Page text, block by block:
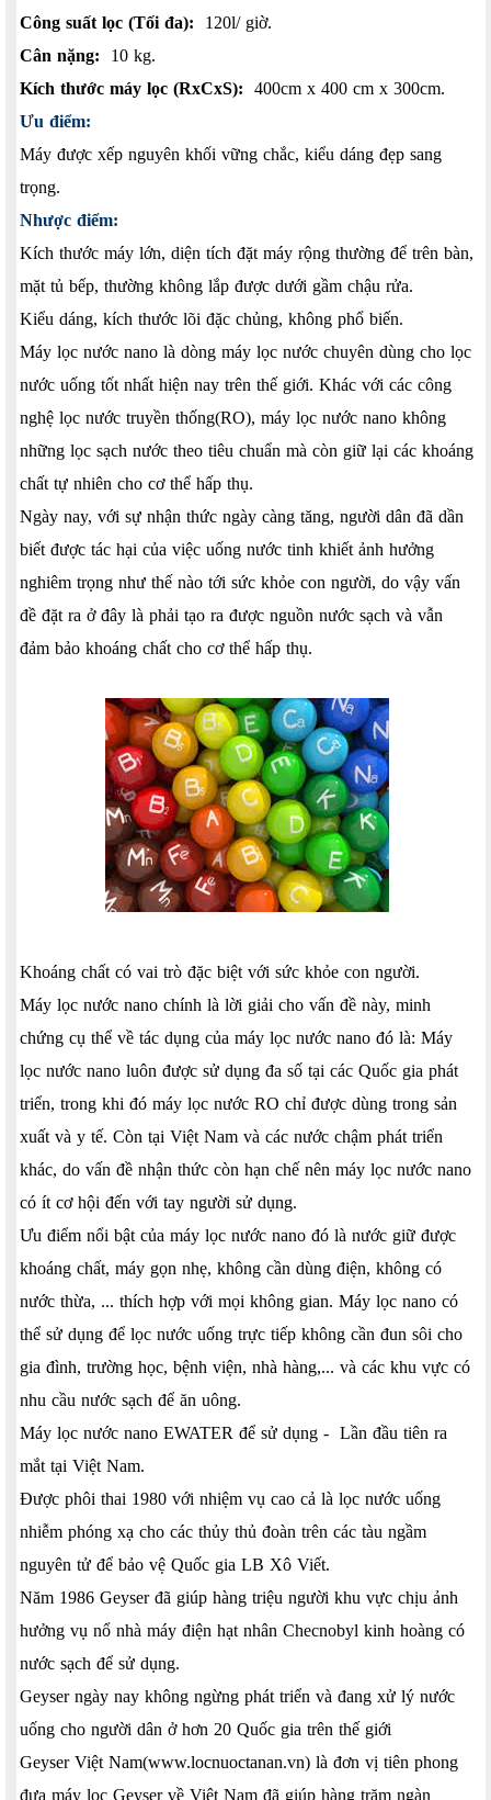
Công suất lọc (Tối đa): 120l/ giờ.
Cân nặng: 10 kg.
Kích thước máy lọc (RxCxS): 400cm x 400 cm x 300cm.
Ưu điểm:
Máy được xếp nguyên khối vững chắc, kiểu dáng đẹp sang
trọng.
Nhược điểm:
Kích thước máy lớn, diện tích đặt máy rộng thường để trên bàn,
mặt tủ bếp, thường không lắp được dưới gầm chậu rửa.
Kiểu dáng, kích thước lõi đặc chủng, không phổ biến.
Máy lọc nước nano là dòng máy lọc nước chuyên dùng cho lọc
nước uống tốt nhất hiện nay trên thế giới. Khác với các công
nghệ lọc nước truyền thống(RO), máy lọc nước nano không
những lọc sạch nước theo tiêu chuẩn mà còn giữ lại các khoáng
chất tự nhiên cho cơ thể hấp thụ.
Ngày nay, với sự nhận thức ngày càng tăng, người dân đã dần
biết được tác hại của việc uống nước tinh khiết ảnh hưởng
nghiêm trọng như thế nào tới sức khỏe con người, do vậy vấn
đề đặt ra ở đây là phải tạo ra được nguồn nước sạch và vẫn
đảm bảo khoáng chất cho cơ thể hấp thụ.
Khoáng chất có vai trò đặc biệt với sức khỏe con người.
Máy lọc nước nano chính là lời giải cho vấn đề này, minh
chứng cụ thể về tác dụng của máy lọc nước nano đó là: Máy
lọc nước nano luôn được sử dụng đa số tại các Quốc gia phát
triển, trong khi đó máy lọc nước RO chỉ được dùng trong sản
xuất và y tế. Còn tại Việt Nam và các nước chậm phát triển
khác, do vấn đề nhận thức còn hạn chế nên máy lọc nước nano
có ít cơ hội đến với tay người sử dụng.
Ưu điểm nổi bật của máy lọc nước nano đó là nước giữ được
khoáng chất, máy gọn nhẹ, không cần dùng điện, không có
nước thừa, ... thích hợp với mọi không gian. Máy lọc nano có
thể sử dụng để lọc nước uống trực tiếp không cần đun sôi cho
gia đình, trường học, bệnh viện, nhà hàng,... và các khu vực có
nhu cầu nước sạch để ăn uông.
Máy lọc nước nano EWATER để sử dụng - Lần đầu tiên ra
mắt tại Việt Nam.
Được phôi thai 1980 với nhiệm vụ cao cả là lọc nước uống
nhiễm phóng xạ cho các thủy thủ đoàn trên các tàu ngầm
nguyên tử để bảo vệ Quốc gia LB Xô Viết.
Năm 1986 Geyser đã giúp hàng triệu người khu vực chịu ảnh
hưởng vụ nổ nhà máy điện hạt nhân Checnobyl kinh hoàng có
nước sạch để sử dụng.
Geyser ngày nay không ngừng phát triển và đang xử lý nước
uống cho người dân ở hơn 20 Quốc gia trên thế giới
Geyser Việt Nam(www.locnuoctanan.vn) là đơn vị tiên phong
đưa máy lọc Geyser về Việt Nam đã giúp hàng trăm ngàn